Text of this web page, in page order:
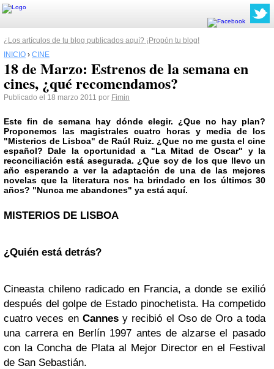
¿Los artículos de tu blog publicados aquí? ¡Propón tu blog!
INICIO › CINE
18 de Marzo: Estrenos de la semana en
cines, ¿qué recomendamos?
Publicado el 18 marzo 2011 por Fimin
Este fin de semana hay dónde elegir. ¿Que no hay plan?
Proponemos las magistrales cuatro horas y media de los
"Misterios de Lisboa" de Raúl Ruiz. ¿Que no me gusta el cine
español? Dale la oportunidad a "La Mitad de Oscar" y la
reconciliación está asegurada. ¿Que soy de los que llevo un
año esperando a ver la adaptación de una de las mejores
novelas que la literatura nos ha brindado en los últimos 30
años? "Nunca me abandones" ya está aquí.
MISTERIOS DE LISBOA
¿Quién está detrás?
Cineasta chileno radicado en Francia, a donde se exilió
después del golpe de Estado pinochetista. Ha competido
cuatro veces en Cannesy recibió el Oso de Oro a toda
una carrera en Berlín 1997 antes de alzarse el pasado
con la Concha de Plata al Mejor Director en el Festival
de San Sebastián.